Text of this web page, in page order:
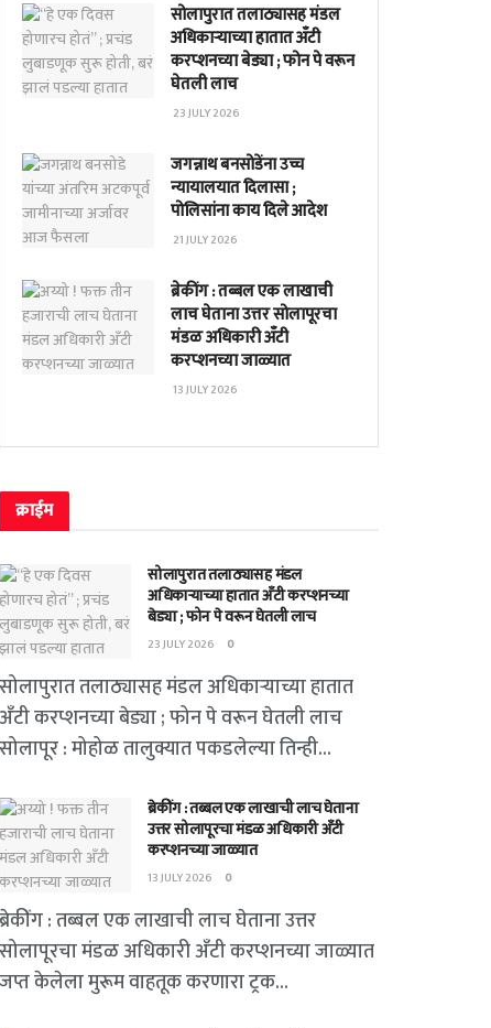
सोलापुरात तलाठ्यासह मंडल
अधिकाऱ्याच्या हातात अँटी
करप्शनच्या बेड्या ; फोन पे वरून
घेतली लाच
23 JULY 2026
जगन्नाथ बनसोडेंना उच्च
न्यायालयात दिलासा ;
पोलिसांना काय दिले आदेश
21 JULY 2026
ब्रेकींग : तब्बल एक लाखाची
लाच घेताना उत्तर सोलापूरचा
मंडळ अधिकारी अँटी
करप्शनच्या जाळ्यात
13 JULY 2026
क्राईम
सोलापुरात तलाठ्यासह मंडल
अधिकाऱ्याच्या हातात अँटी करप्शनच्या
बेड्या ; फोन पे वरून घेतली लाच
23 JULY 2026 0
सोलापुरात तलाठ्यासह मंडल अधिकाऱ्याच्या हातात
अँटी करप्शनच्या बेड्या ; फोन पे वरून घेतली लाच
सोलापूर : मोहोळ तालुक्यात पकडलेल्या तिन्ही...
ब्रेकींग : तब्बल एक लाखाची लाच घेताना
उत्तर सोलापूरचा मंडळ अधिकारी अँटी
करप्शनच्या जाळ्यात
13 JULY 2026 0
ब्रेकींग : तब्बल एक लाखाची लाच घेताना उत्तर
सोलापूरचा मंडळ अधिकारी अँटी करप्शनच्या जाळ्यात
जप्त केलेला मुरूम वाहतूक करणारा ट्रक...